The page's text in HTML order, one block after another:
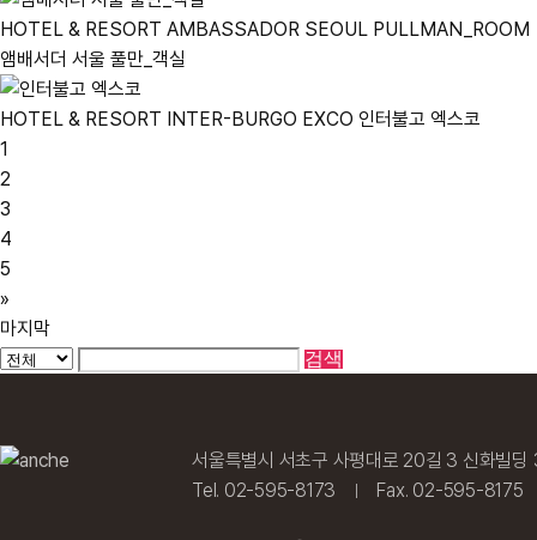
HOTEL & RESORT AMBASSADOR SEOUL PULLMAN_ROOM
앰배서더 서울 풀만_객실
HOTEL & RESORT INTER-BURGO EXCO 인터불고 엑스코
1
2
3
4
5
»
마지막
검색
서울특별시 서초구 사평대로 20길 3 신화빌딩
Tel. 02-595-8173
Fax. 02-595-8175